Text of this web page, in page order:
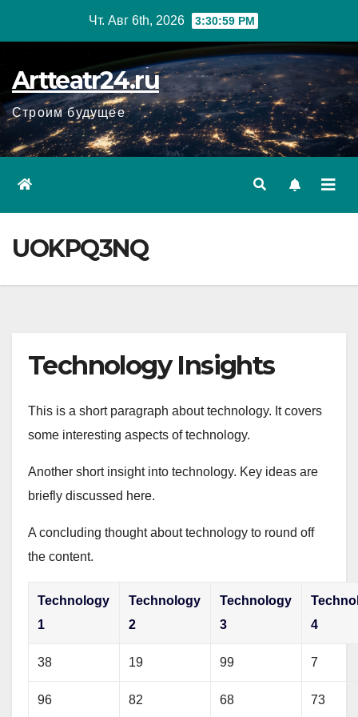
Чт. Авг 6th, 2026 3:31:00 PM
Artteatr24.ru
Строим будущее
UOKPQ3NQ
Technology Insights
This is a short paragraph about technology. It covers
some interesting aspects of technology.
Another short insight into technology. Key ideas are
briefly discussed here.
A concluding thought about technology to round off
the content.
Technology
1
Technology
2
Technology
3
4
38 19 99 7
96 82 68 73